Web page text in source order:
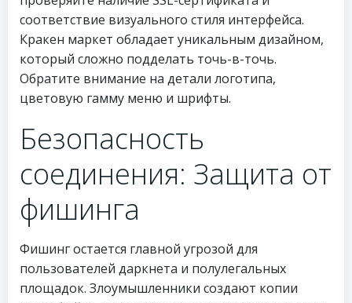
соответствие визуального стиля интерфейса.
Кракен маркет обладает уникальным дизайном,
который сложно подделать точь-в-точь.
Обратите внимание на детали логотипа,
цветовую гамму меню и шрифты.
Безопасность
соединения: Защита от
фишинга
Фишинг остается главной угрозой для
пользователей даркнета и полулегальных
площадок. Злоумышленники создают копии